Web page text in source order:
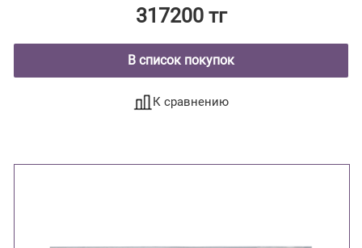
317200 тг
В список покупок
К сравнению